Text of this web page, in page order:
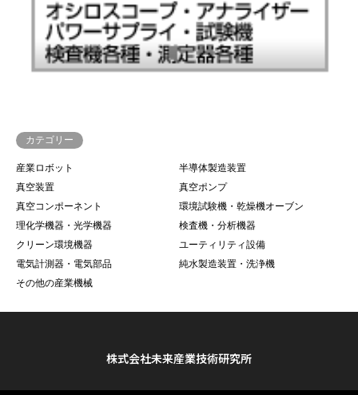
カテゴリー
産業ロボット
半導体製造装置
真空装置
真空ポンプ
真空コンポーネント
環境試験機・乾燥機オーブン
理化学機器・光学機器
検査機・分析機器
クリーン環境機器
ユーティリティ設備
電気計測器・電気部品
純水製造装置・洗浄機
その他の産業機械
株式会社未来産業技術研究所